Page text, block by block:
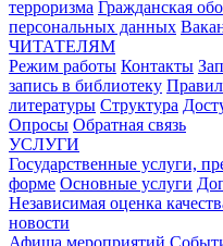
терроризма Гражданская
персональных данных
ЧИТАТЕЛЯМ
Режим работы Контакты
запись в библиотеку
литературы Структура
Опросы Обратная связь
УСЛУГИ
Государственные услуги,
форме Основные услуги
Независимая оценка
новости
Афиша мероприятий